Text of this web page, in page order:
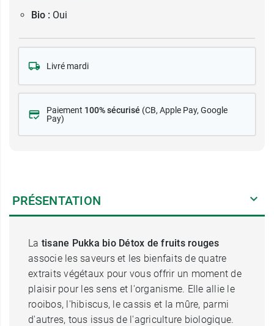
Bio : Oui
Livré mardi
Paiement 100% sécurisé (CB, Apple Pay, Google
Pay)
PRÉSENTATION
La tisane Pukka bio Détox de fruits rouges
associe les saveurs et les bienfaits de quatre
extraits végétaux pour vous offrir un moment de
plaisir pour les sens et l'organisme. Elle allie le
rooibos, l'hibiscus, le cassis et la mûre, parmi
d'autres, tous issus de l'agriculture biologique.